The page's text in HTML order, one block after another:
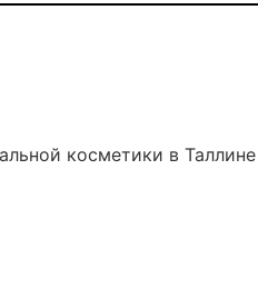
косметики в Таллине